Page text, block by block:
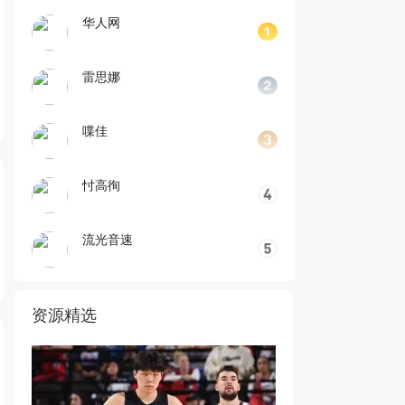
华人网
雷思娜
喋佳
忖高徇
流光音速
资源精选